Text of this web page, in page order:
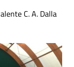
C. A. Dalla